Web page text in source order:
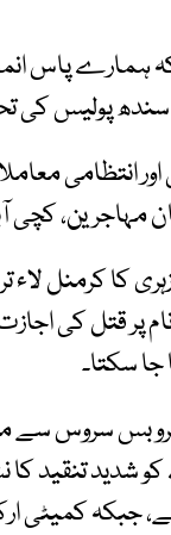
سندھ پولیس کی
انتظامی
مہاجرین، کچی
کا کرمنل لاء
پر قتل کی
جا سکتا۔
بس سروس سے
تنقید کا
جبکہ کمیٹی